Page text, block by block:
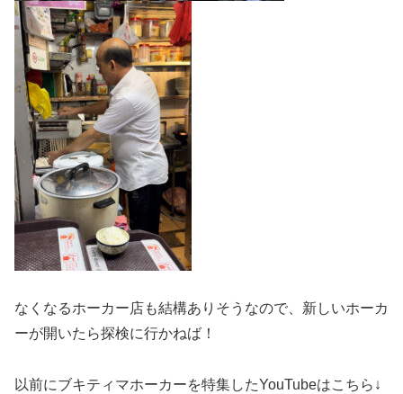
なくなるホーカー店も結構ありそうなので、新しいホーカ
ーが開いたら探検に行かねば！
以前にブキティマホーカーを特集したYouTubeはこちら↓